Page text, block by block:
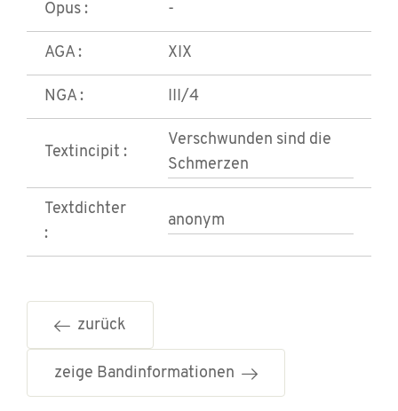
Opus : -
AGA : XIX
NGA : III/4
Textincipit :
Verschwunden sind die
Schmerzen
Textdichter
:
anonym
zurück
zeige Bandinformationen